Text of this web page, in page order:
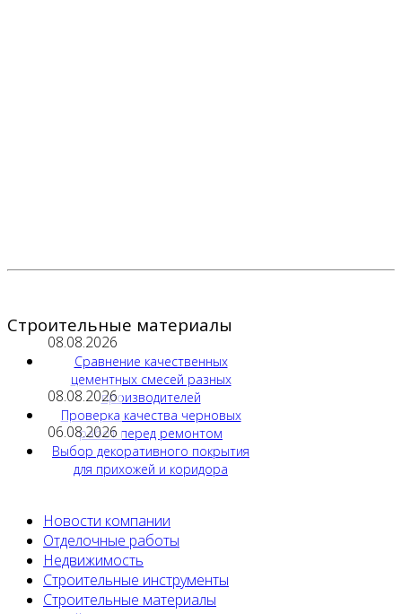
Строительные материалы
08.08.2026
Сравнение качественных
цементных смесей разных
производителей
08.08.2026
Проверка качества черновых
работ перед ремонтом
06.08.2026
Выбор декоративного покрытия
для прихожей и коридора
Новости компании
Отделочные работы
Недвижимость
Строительные инструменты
Строительные материалы